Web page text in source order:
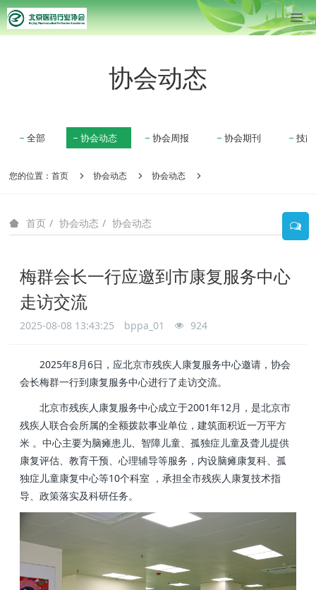
协会动态
全部 协会动态 协会周报 协会期刊 技
您的位置：首页 协会动态 协会动态
首页 协会动态 协会动态
梅群会长一行应邀到市康复服务中心
走访交流
2025-08-08 13:43:25 bppa_01 924
2025年8月6日，应北京市残疾人康复服务中心邀请，协会
会长梅群一行到康复服务中心进行了走访交流。
北京市残疾人康复服务中心成立于2001年12月，是北京市
残疾人联合会所属的全额拨款事业单位，建筑面积近一万平方
米 。中心主要为脑瘫患儿、智障儿童、孤独症儿童及聋儿提供
康复评估、教育干预、心理辅导等服务，内设脑瘫康复科、孤
独症儿童康复中心等10个科室 ，承担全市残疾人康复技术指
导、政策落实及科研任务。